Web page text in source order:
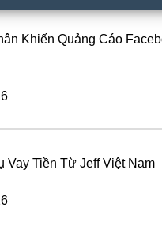
Khiến Quảng Cáo
Vay Tiền Từ Jeff Việt Nam